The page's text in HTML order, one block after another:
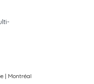
| Montréal